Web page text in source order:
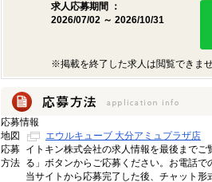
求人応募期間 ：
2026/07/02 ～ 2026/10/31
※掲載を終了した求人は閲覧できま
応募情報
地図
エウルキューブ 大分アミュプラザ店
応募
方法
イトキン株式会社の求人情報を最後まで
る」ボタンからご応募ください。お電話で
当サイトから応募完了した後、チャット